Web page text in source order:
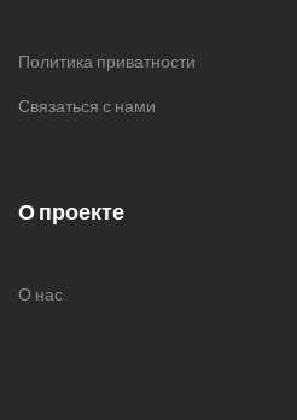
Политика приватности
Связаться с нами
О проекте
О нас